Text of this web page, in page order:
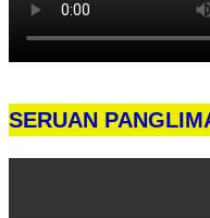
SERUAN